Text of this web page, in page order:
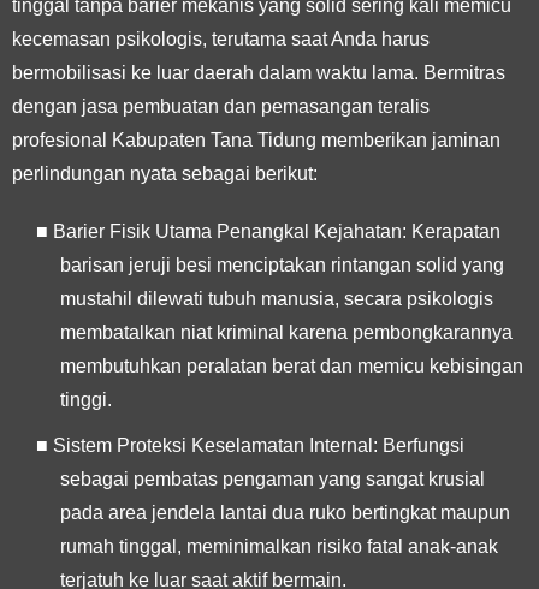
tinggal tanpa barier mekanis yang solid sering kali memicu
kecemasan psikologis, terutama saat Anda harus
bermobilisasi ke luar daerah dalam waktu lama. Bermitras
dengan jasa pembuatan dan pemasangan teralis
profesional Kabupaten Tana Tidung memberikan jaminan
perlindungan nyata sebagai berikut:
■ Barier Fisik Utama Penangkal Kejahatan: Kerapatan
barisan jeruji besi menciptakan rintangan solid yang
mustahil dilewati tubuh manusia, secara psikologis
membatalkan niat kriminal karena pembongkarannya
membutuhkan peralatan berat dan memicu kebisingan
tinggi.
■ Sistem Proteksi Keselamatan Internal: Berfungsi
sebagai pembatas pengaman yang sangat krusial
pada area jendela lantai dua ruko bertingkat maupun
rumah tinggal, meminimalkan risiko fatal anak-anak
terjatuh ke luar saat aktif bermain.